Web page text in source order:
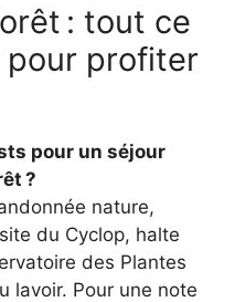
: tout ce
pour profiter
pour un séjour
?
nature,
du Cyclop, halte
des Plantes
lavoir. Pour une note